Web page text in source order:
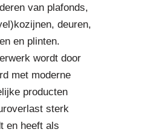
van plafonds,
deuren,
en plinten.
wordt door
met moderne
producten
sterk
en heeft als